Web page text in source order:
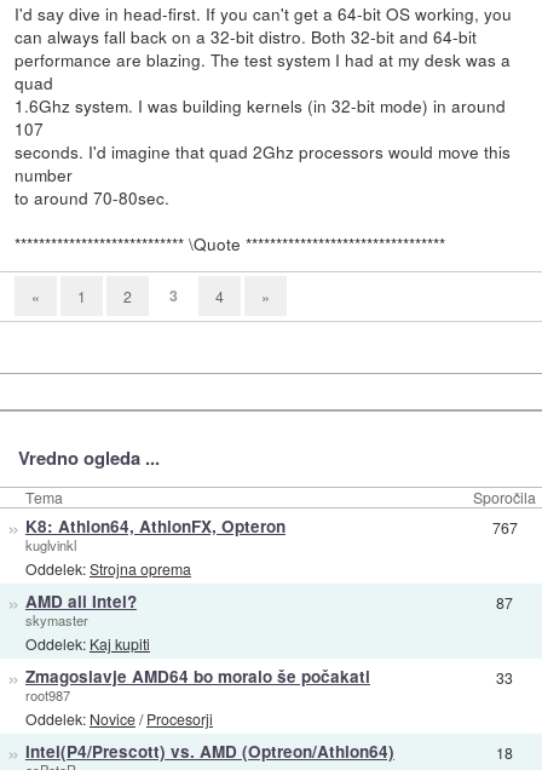
I'd say dive in head-first. If you can't get a 64-bit OS working, you
can always fall back on a 32-bit distro. Both 32-bit and 64-bit
performance are blazing. The test system I had at my desk was a
quad
1.6Ghz system. I was building kernels (in 32-bit mode) in around
107
seconds. I'd imagine that quad 2Ghz processors would move this
number
to around 70-80sec.
**************************** \Quote *********************************
« 1 2 3 4 »
Vredno ogleda ...
Tema Sporočila
» K8: Athlon64, AthlonFX, Opteron
kuglvinkl
Oddelek:Strojna oprema
767
» AMD ali Intel?
skymaster
Oddelek: Kaj kupiti
87
» Zmagoslavje AMD64 bo moralo še počakati
root987
Oddelek: Novice/Procesorji
33
» Intel(P4/Prescott) vs. AMD (Optreon/Athlon64) 18